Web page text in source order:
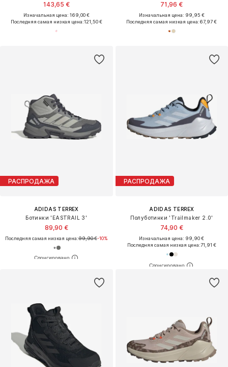
143,65 €
Изначальная цена: 169,00 €
Последняя самая низкая цена:121,50 €
71,96 €
Изначальная цена: 99,95 €
Последняя самая низкая цена:67,97 €
РАСПРОДАЖА
ADIDAS TERREX
Ботинки 'EASTRAIL 3'
89,90 €
Последняя самая низкая цена:99,90 €-10%
РАСПРОДАЖА
ADIDAS TERREX
Полуботинки 'Trailmaker 2.0'
74,90 €
Изначальная цена: 99,90 €
Последняя самая низкая цена:71,91 €